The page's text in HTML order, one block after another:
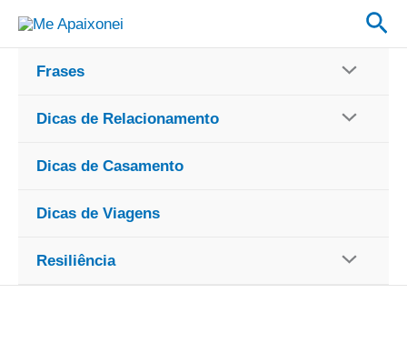
para
Frases
Dicas de Relacionamento
Dicas de Casamento
Dicas de Viagens
Resiliência